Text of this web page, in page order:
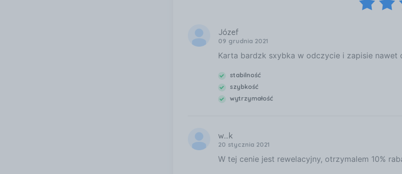
Józef
09 grudnia 2021
Karta bardzk sxybka w odczycie i zapisie nawet
stabilność
szybkość
wytrzymałość
w...k
20 stycznia 2021
W tej cenie jest rewelacyjny, otrzymalem 10%